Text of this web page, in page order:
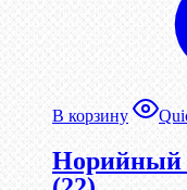
В корзину
Норийный